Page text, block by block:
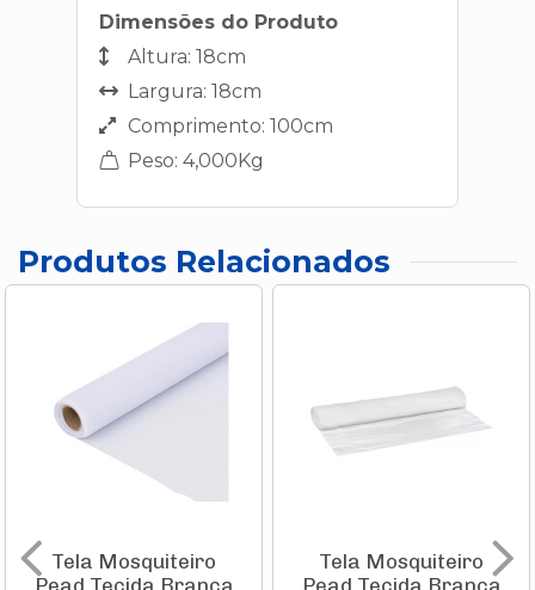
Dimensões do Produto
Altura: 18cm
Largura: 18cm
Comprimento: 100cm
Peso: 4,000Kg
Produtos Relacionados
Tela Mosquiteiro
Tela Mosquiteiro